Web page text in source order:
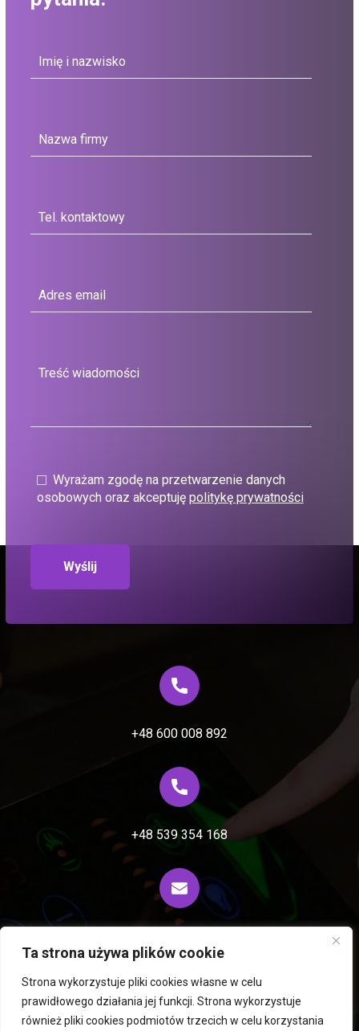
Ta strona używa plików cookie
Strona wykorzystuje pliki cookies własne w celu
prawidłowego działania jej funkcji. Strona wykorzystuje
również pliki cookies podmiotów trzecich w celu korzystania
Wyrażam zgodę na przetwarzenie danych
osobowych oraz akceptuję politykę prywatności
+48 600 008 892
+48 539 354 168
Wirówki i ekstraktory Rousselet Robatel